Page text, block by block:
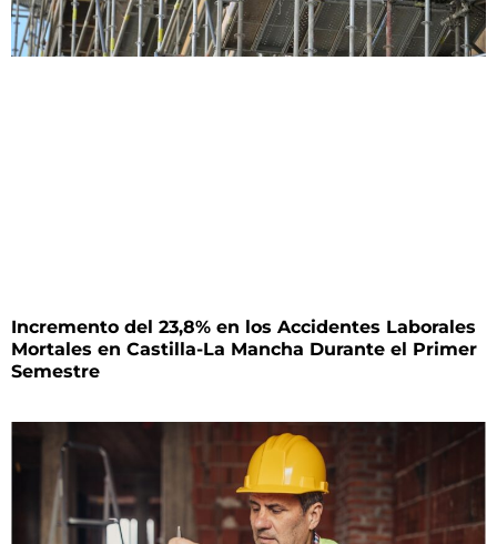
Incremento del 23,8% en los Accidentes Laborales
Mortales en Castilla-La Mancha Durante el Primer
Semestre